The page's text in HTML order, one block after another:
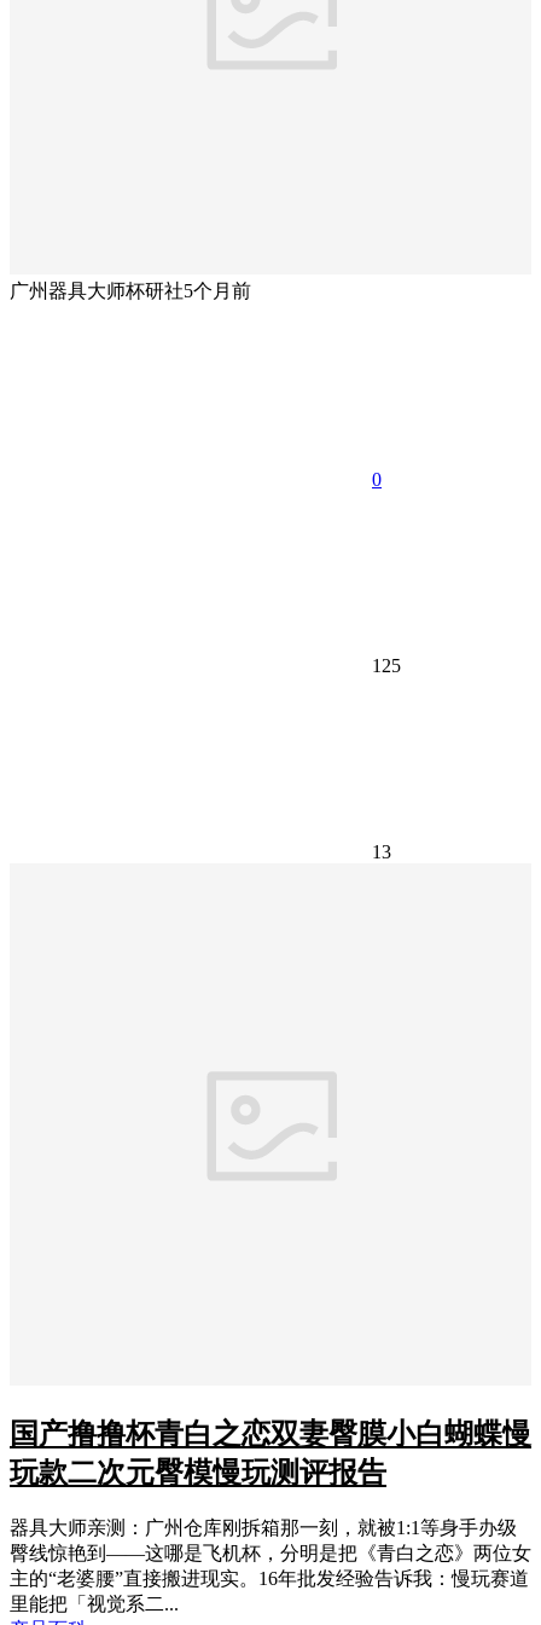
广州器具大师杯研社5个月前
0
125
13
国产撸撸杯青白之恋双妻臀膜小白蝴蝶慢
玩款二次元臀模慢玩测评报告
器具大师亲测：广州仓库刚拆箱那一刻，就被1:1等身手办级
臀线惊艳到——这哪是飞机杯，分明是把《青白之恋》两位女
主的“老婆腰”直接搬进现实。16年批发经验告诉我：慢玩赛道
里能把「视觉系二...